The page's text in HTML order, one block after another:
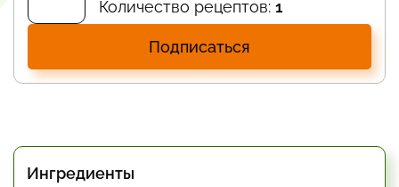
Количество рецептов: 1
Подписаться
Ингредиенты